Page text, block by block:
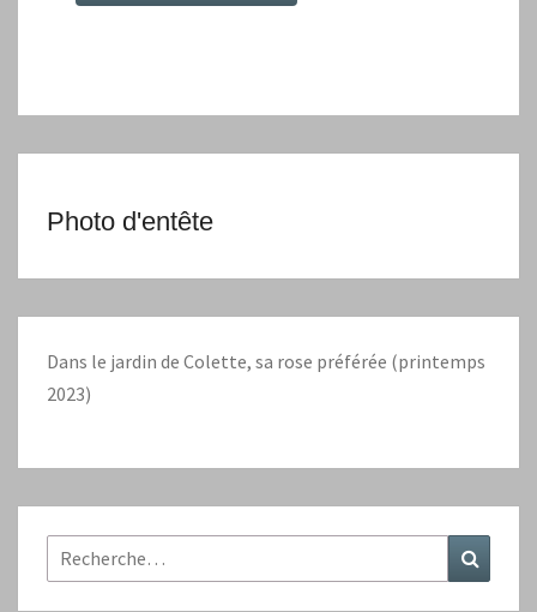
Photo d'entête
Dans le jardin de Colette, sa rose préférée (printemps
2023)
Rechercher :